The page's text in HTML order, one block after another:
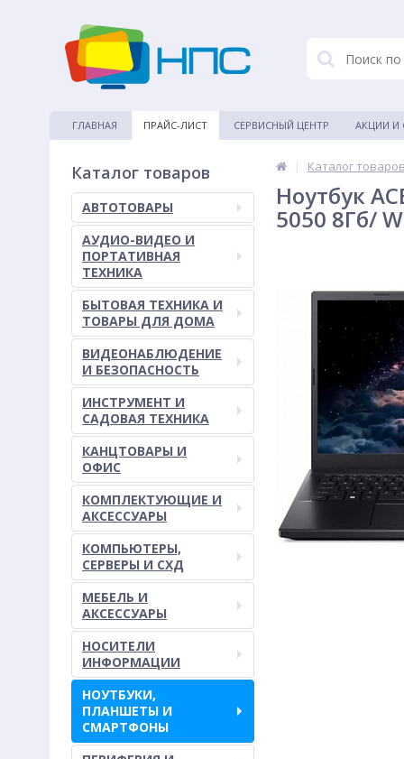
ГЛАВНАЯ ПРАЙС-ЛИСТ СЕРВИСНЫЙ ЦЕНТР АКЦИИ И
Каталог товаров
АВТОТОВАРЫ
АУДИО-ВИДЕО И
ПОРТАТИВНАЯ
ТЕХНИКА
БЫТОВАЯ ТЕХНИКА И
ТОВАРЫ ДЛЯ ДОМА
ВИДЕОНАБЛЮДЕНИЕ
И БЕЗОПАСНОСТЬ
ИНСТРУМЕНТ И
САДОВАЯ ТЕХНИКА
КАНЦТОВАРЫ И
ОФИС
КОМПЛЕКТУЮЩИЕ И
АКСЕССУАРЫ
КОМПЬЮТЕРЫ,
СЕРВЕРЫ И СХД
МЕБЕЛЬ И
АКСЕССУАРЫ
НОСИТЕЛИ
ИНФОРМАЦИИ
НОУТБУКИ,
ПЛАНШЕТЫ И
СМАРТФОНЫ
| Каталог товаров
Ноутбук
5050 8Гб/